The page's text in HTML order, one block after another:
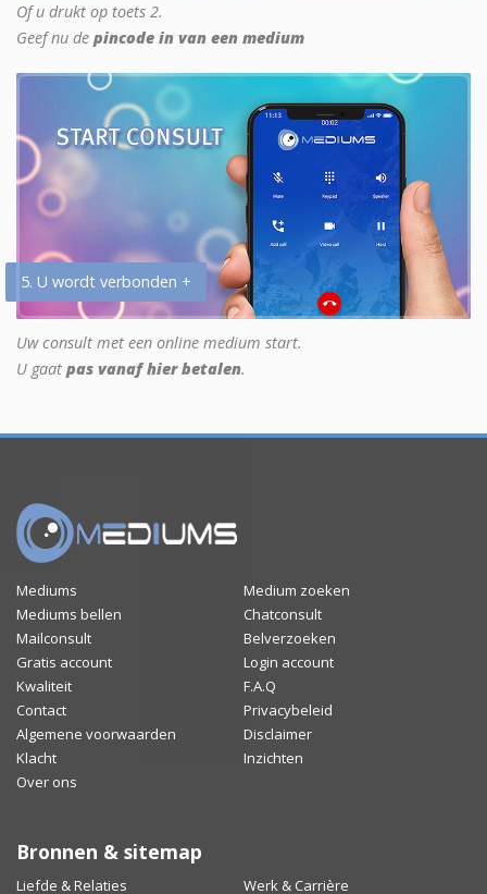
Of u drukt op toets 2.
Geef nu de pincode in van een medium
5. U wordt verbonden +
Uw consult met een online medium start.
U gaat pas vanaf hier betalen.
Mediums
Medium zoeken
Mediums bellen
Chatconsult
Mailconsult
Belverzoeken
Gratis account
Login account
Kwaliteit
F.A.Q
Contact
Privacybeleid
Algemene voorwaarden
Disclaimer
Klacht
Inzichten
Over ons
Bronnen & sitemap
Liefde & Relaties Werk & Carrière